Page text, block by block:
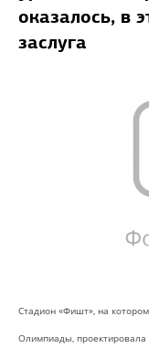
оказалось, в
заслуга
Стадион «Фишт», на
Олимпиады, проектировала